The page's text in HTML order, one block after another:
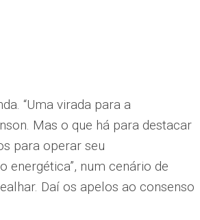
“Uma virada para a
Mas o que há para destacar
para operar seu
energética”, num cenário de
Daí os apelos ao consenso